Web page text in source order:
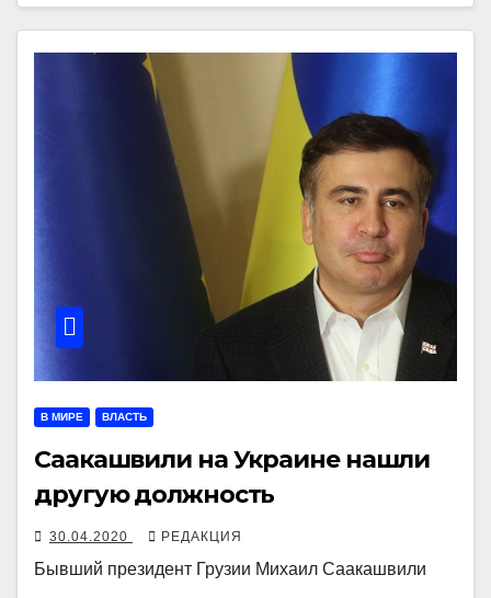
В МИРЕ ВЛАСТЬ
Саакашвили на Украине нашли
другую должность
30.04.2020 РЕДАКЦИЯ
Бывший президент Грузии Михаил Саакашвили